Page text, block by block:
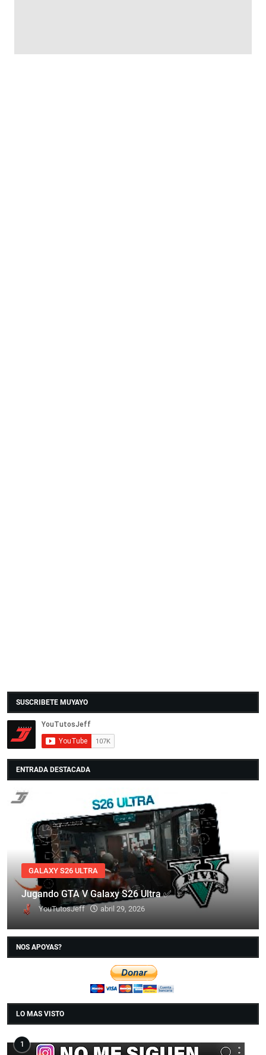
SUSCRIBETE MUYAYO
ENTRADA DESTACADA
GALAXY S26 ULTRA
Jugando GTA V Galaxy S26 Ultra ✅
YouTutosJeff abril 29, 2026
NOS APOYAS?
LO MAS VISTO